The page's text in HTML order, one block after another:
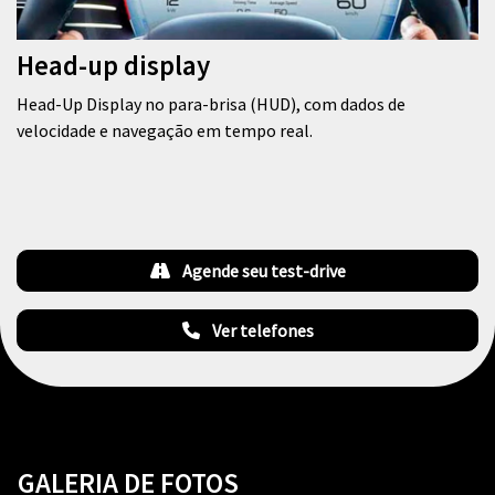
Head-up display
Head-Up Display no para-brisa (HUD), com dados de
velocidade e navegação em tempo real.
Ver telefones
Agende seu test-drive
GALERIA DE FOTOS